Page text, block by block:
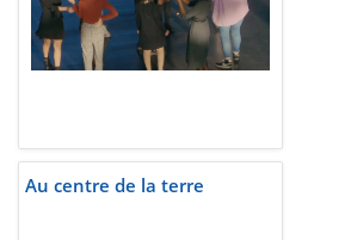
Au centre de la terre